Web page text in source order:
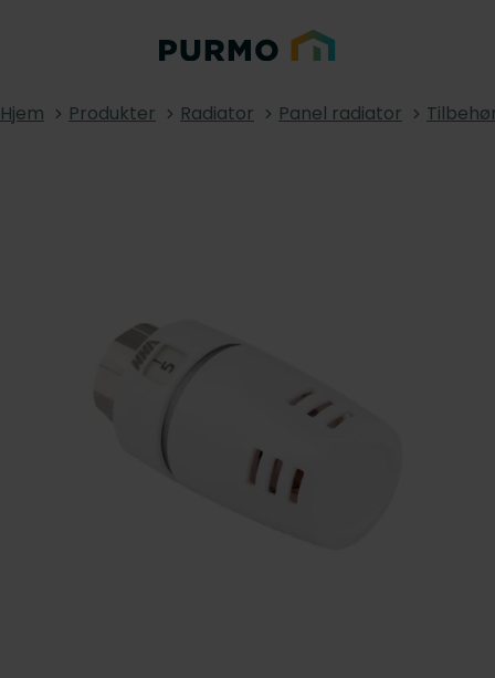
Hjem Produkter Radiator Panel radiator